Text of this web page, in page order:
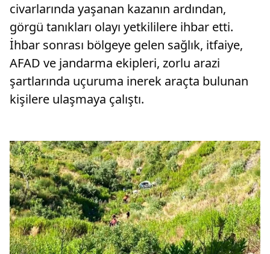
civarlarında yaşanan kazanın ardından,
görgü tanıkları olayı yetkililere ihbar etti.
İhbar sonrası bölgeye gelen sağlık, itfaiye,
AFAD ve jandarma ekipleri, zorlu arazi
şartlarında uçuruma inerek araçta bulunan
kişilere ulaşmaya çalıştı.